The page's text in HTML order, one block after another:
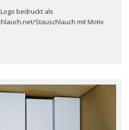
bedruckt als
Stauschlauch mit Motiv